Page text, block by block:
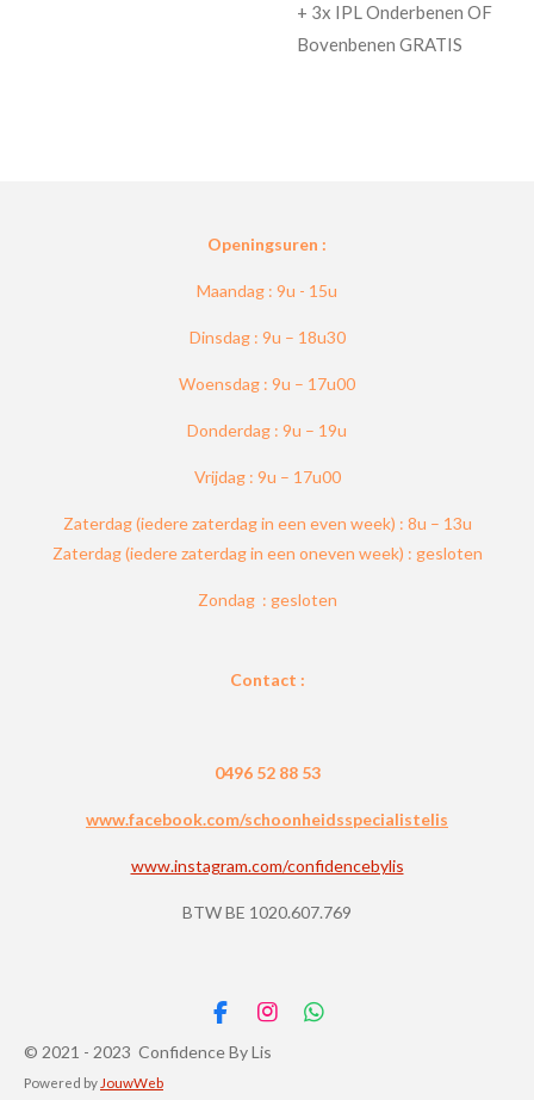
+ 3x IPL Onderbenen OF
Bovenbenen GRATIS
Openingsuren :
Maandag : 9u - 15u
Dinsdag : 9u – 18u30
Woensdag : 9u – 17u00
Donderdag : 9u – 19u
Vrijdag : 9u – 17u00
Zaterdag (iedere zaterdag in een even week) : 8u – 13u
Zaterdag (iedere zaterdag in een oneven week) : gesloten
Zondag : gesloten
Contact :
0496 52 88 53
www.facebook.com/schoonheidsspecialistelis
www.instagram.com/confidencebylis
BTW BE 1020.607.769
F
c
I
s
W
© 2021 - 2023 Confidence By Lis
Powered by JouwWeb